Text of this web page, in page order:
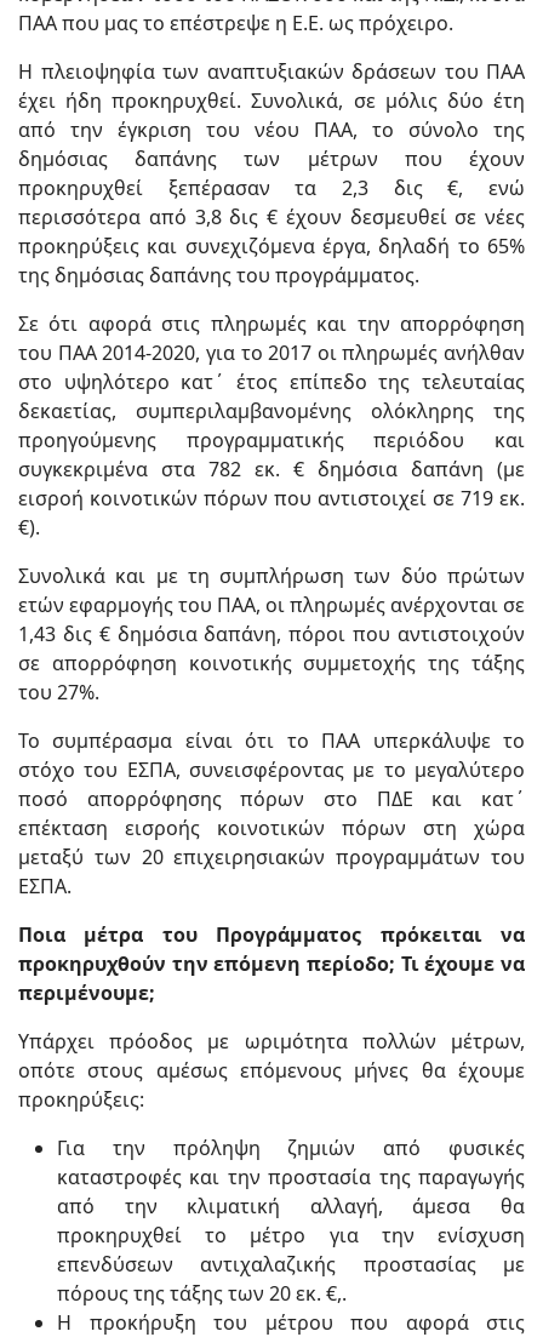
ΠΑΑ που μας το επέστρεψε η Ε.Ε. ως πρόχειρο.
Η πλειοψηφία των αναπτυξιακών δράσεων του ΠΑΑ
έχει ήδη προκηρυχθεί. Συνολικά, σε μόλις δύο έτη
από την έγκριση του νέου ΠΑΑ, το σύνολο της
δημόσιας δαπάνης των μέτρων που έχουν
προκηρυχθεί ξεπέρασαν τα 2,3 δις €, ενώ
περισσότερα από 3,8 δις € έχουν δεσμευθεί σε νέες
προκηρύξεις και συνεχιζόμενα έργα, δηλαδή το 65%
της δημόσιας δαπάνης του προγράμματος.
Σε ότι αφορά στις πληρωμές και την απορρόφηση
του ΠΑΑ 2014-2020, για το 2017 οι πληρωμές ανήλθαν
στο υψηλότερο κατ΄ έτος επίπεδο της τελευταίας
δεκαετίας, συμπεριλαμβανομένης ολόκληρης της
προηγούμενης προγραμματικής περιόδου και
συγκεκριμένα στα 782 εκ. € δημόσια δαπάνη (με
εισροή κοινοτικών πόρων που αντιστοιχεί σε 719 εκ.
€).
Συνολικά και με τη συμπλήρωση των δύο πρώτων
ετών εφαρμογής του ΠΑΑ, οι πληρωμές ανέρχονται σε
1,43 δις € δημόσια δαπάνη, πόροι που αντιστοιχούν
σε απορρόφηση κοινοτικής συμμετοχής της τάξης
του 27%.
Το συμπέρασμα είναι ότι το ΠΑΑ υπερκάλυψε το
στόχο του ΕΣΠΑ, συνεισφέροντας με το μεγαλύτερο
ποσό απορρόφησης πόρων στο ΠΔΕ και κατ΄
επέκταση εισροής κοινοτικών πόρων στη χώρα
μεταξύ των 20 επιχειρησιακών προγραμμάτων του
ΕΣΠΑ.
Ποια μέτρα του Προγράμματος πρόκειται να
προκηρυχθούν την επόμενη περίοδο; Τι έχουμε να
περιμένουμε;
Υπάρχει πρόοδος με ωριμότητα πολλών μέτρων,
οπότε στους αμέσως επόμενους μήνες θα έχουμε
προκηρύξεις:
Για την πρόληψη ζημιών από φυσικές
καταστροφές και την προστασία της παραγωγής
από την κλιματική αλλαγή, άμεσα θα
προκηρυχθεί το μέτρο για την ενίσχυση
επενδύσεων αντιχαλαζικής προστασίας με
πόρους της τάξης των 20 εκ. €,.
Η προκήρυξη του μέτρου που αφορά στις